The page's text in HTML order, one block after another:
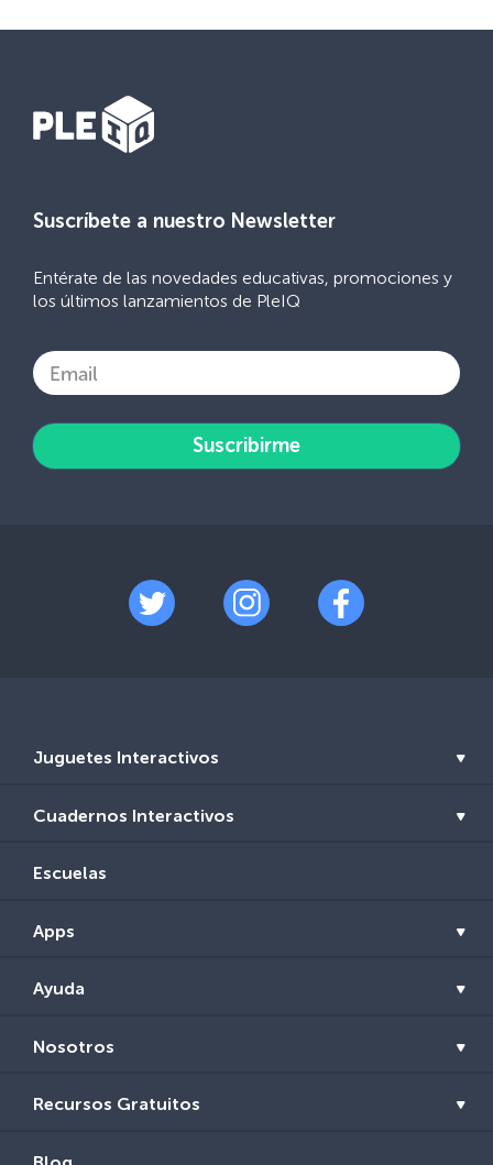
Suscríbete a nuestro Newsletter
Entérate de las novedades educativas, promociones y
los últimos lanzamientos de PleIQ
Email
Suscribirme
Juguetes Interactivos
Cuadernos Interactivos
Escuelas
Apps
Ayuda
Nosotros
Recursos Gratuitos